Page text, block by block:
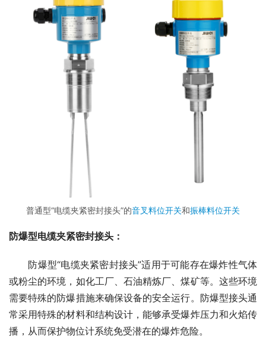
普通型“电缆夹紧密封接头”的音叉料位开关和振棒料位开关
防爆型电缆夹紧密封接头：
防爆型“电缆夹紧密封接头”适用于可能存在爆炸性气体
或粉尘的环境，如化工厂、石油精炼厂、煤矿等。这些环境
需要特殊的防爆措施来确保设备的安全运行。防爆型接头通
常采用特殊的材料和结构设计，能够承受爆炸压力和火焰传
播，从而保护物位计系统免受潜在的爆炸危险。